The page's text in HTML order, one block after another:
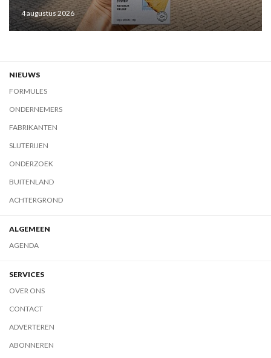
4 augustus 2026
NIEUWS
FORMULES
ONDERNEMERS
FABRIKANTEN
SLIJTERIJEN
ONDERZOEK
BUITENLAND
ACHTERGROND
ALGEMEEN
AGENDA
SERVICES
OVER ONS
CONTACT
ADVERTEREN
ABONNEREN